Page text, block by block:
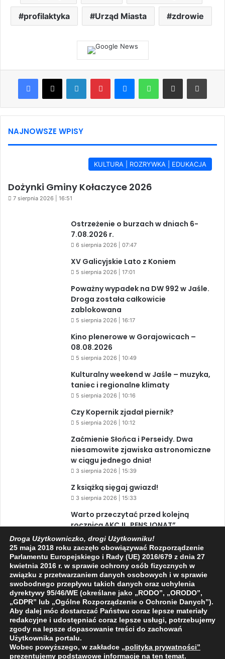
profilaktyka Urząd Miasta zdrowie
Facebook
X LinkedInPinterestMessengerWhatsAppShare via Email Print
NAJNOWSZE WPISY
KULTURA | ROZRYWKA | EDUKACJA
Dożynki Gminy Kołaczyce 2026
7 sierpnia 2026 | 16:51
Ostrzeżenie o burzach w dniach 6-
7.08.2026 r.
6 sierpnia 2026 | 07:47
XV Galicyjskie Lato z Koniem
5 sierpnia 2026 | 17:01
Poważny wypadek na DW 992 w Jaśle.
Droga została całkowicie
zablokowana
5 sierpnia 2026 | 16:17
Kino plenerowe w Gorajowicach –
08.08.2026
5 sierpnia 2026 | 10:49
Kulturalny weekend w Jaśle – muzyka,
taniec i regionalne klimaty
5 sierpnia 2026 | 10:16
Czy Kopernik zjadał piernik?
5 sierpnia 2026 | 10:12
Zaćmienie Słońca i Perseidy. Dwa
niesamowite zjawiska astronomiczne
w ciągu jednego dnia!
3 sierpnia 2026 | 15:39
Z książką sięgaj gwiazd!
3 sierpnia 2026 | 15:33
Warto przeczytać przed kolejną
rocznicą AKCJI „PENSJONAT”
1 sierpnia 2026 | 20:34
Facebook
X YouTube
2009 - 2026 © Wszelkie prawa zastrzeżone
O NAS
REDAKCJA POLITYKA PRYWATNOŚCI
Droga Użytkowniczko, drogi Użytkowniku!
25 maja 2018 roku zaczęło obowiązywać Rozporządzenie
Parlamentu Europejskiego i Rady (UE) 2016/679 z dnia 27
kwietnia 2016 r. w sprawie ochrony osób fizycznych w
związku z przetwarzaniem danych osobowych i w sprawie
swobodnego przepływu takich danych oraz uchylenia
dyrektywy 95/46/WE (określane jako „RODO”, „ORODO”,
„GDPR” lub „Ogólne Rozporządzenie o Ochronie Danych”).
Aby dalej móc dostarczać Państwu coraz lepsze materiały
redakcyjne i udostępniać coraz lepsze usługi, potrzebujemy
zgody na lepsze dopasowanie treści do zachowań
Użytkownika portalu.
Wobec powyższego, w zakładce „polityka prywatności”
prezentujemy podstawowe informacje na ten temat.